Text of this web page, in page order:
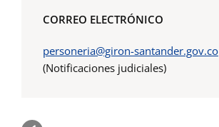
CORREO ELECTRÓNICO
personeria@giron-santander.gov.co
(Notificaciones judiciales)